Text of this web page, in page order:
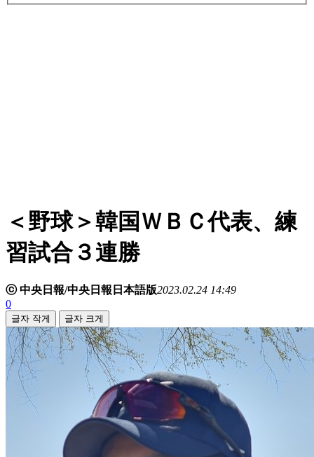
＜野球＞韓国ＷＢＣ代表、練
習試合３連勝
ⓒ 中央日報/中央日報日本語版2023.02.24 14:49
0
글자 작게 글자 크게